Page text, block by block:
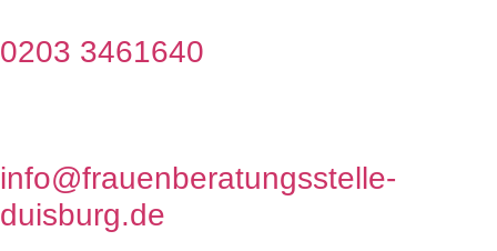
0203 3461640
info@frauenberatungsstelle-
duisburg.de